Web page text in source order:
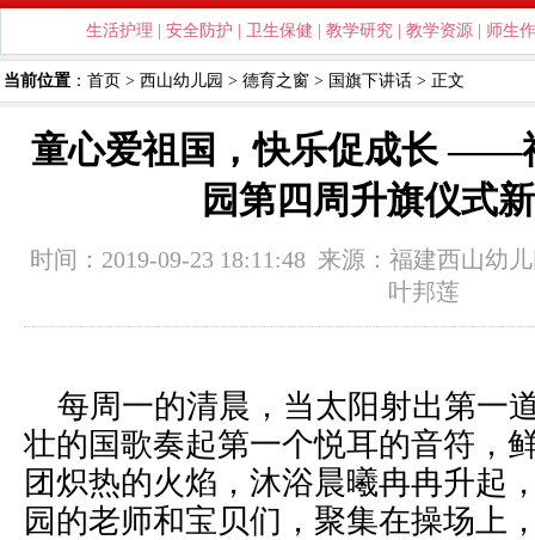
生活护理 安全防护 卫生保健 教学研究 教学资源 师生
当前位置 ： 首页 > 西山幼儿园 > 德育之窗 > 国旗下讲话 > 正文
童心爱祖国，快乐促成长 ——
园第四周升旗仪式
时间：2019-09-23 18:11:48 来源： 福建西山幼
叶邦莲
每周一的清晨，当太阳射出第一
壮的国歌奏起第一个悦耳的音符，
团炽热的火焰，沐浴晨曦冉冉升起
园的老师和宝贝们，聚集在操场上